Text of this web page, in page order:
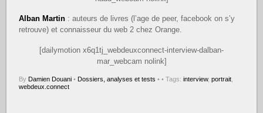
Alban Martin : auteurs de livres (l’age de peer, facebook on s’y
retrouve) et connaisseur du web 2 chez Orange.
[dailymotion x6q1tj_webdeuxconnect-interview-dalban-
mar_webcam nolink]
By Damien Douani • Dossiers, analyses et tests • • Tags:interview,portrait
webdeux.connect